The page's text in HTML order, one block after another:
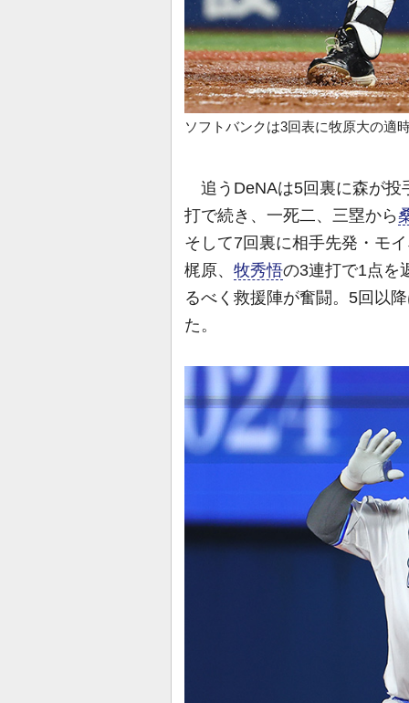
ソフトバンクは3回表に牧原大の適
追うDeNAは5回裏に森が投
打で続き、一死二、三塁から
そして7回裏に相手先発・モ
梶原、 牧秀悟の3連打で1点を
るべく救援陣が奮闘。5回以
た。